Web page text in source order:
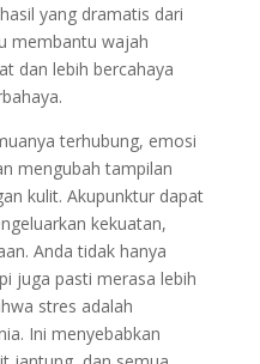
yang dramatis dari
membantu wajah
dan lebih bercahaya
terhubung, emosi
mengubah tampilan
kulit. Akupunktur dapat
kekuatan,
Anda tidak hanya
juga pasti merasa lebih
stres adalah
Ini menyebabkan